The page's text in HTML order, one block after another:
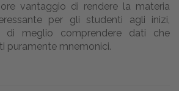
vantaggio di rendere la materia
per gli studenti agli inizi,
di meglio comprendere dati che
puramente mnemonici.